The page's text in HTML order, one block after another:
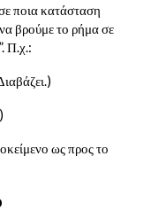
ποια κατάσταση
βρούμε το ρήμα σε
Π.χ.:
ως προς το